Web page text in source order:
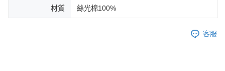
材質 絲光棉100%
客服